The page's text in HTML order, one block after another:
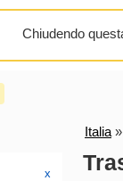
Chiudendo
х
Italia »